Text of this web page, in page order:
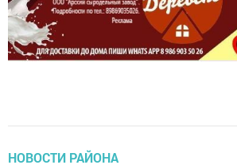
НОВОСТИ РАЙОНА